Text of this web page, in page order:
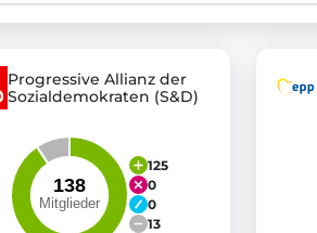
Progressive Allianz der
Sozialdemokraten (S&D)
125
0
0
13